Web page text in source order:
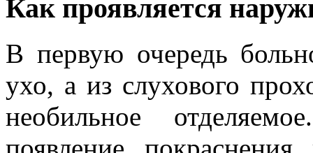
Как проявляется
В первую очередь
ухо, а из слухового
необильное